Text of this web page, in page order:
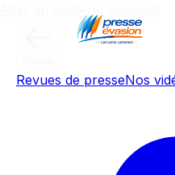
Revues de presseNos
pari IA de la